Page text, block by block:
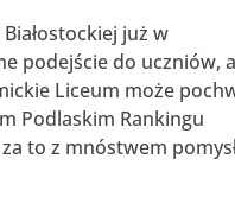
już w
podejście do uczniów,
Liceum może
Podlaskim Rankingu
to z mnóstwem